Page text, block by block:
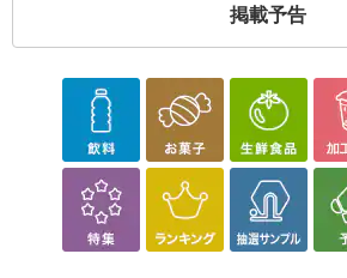
掲載予告